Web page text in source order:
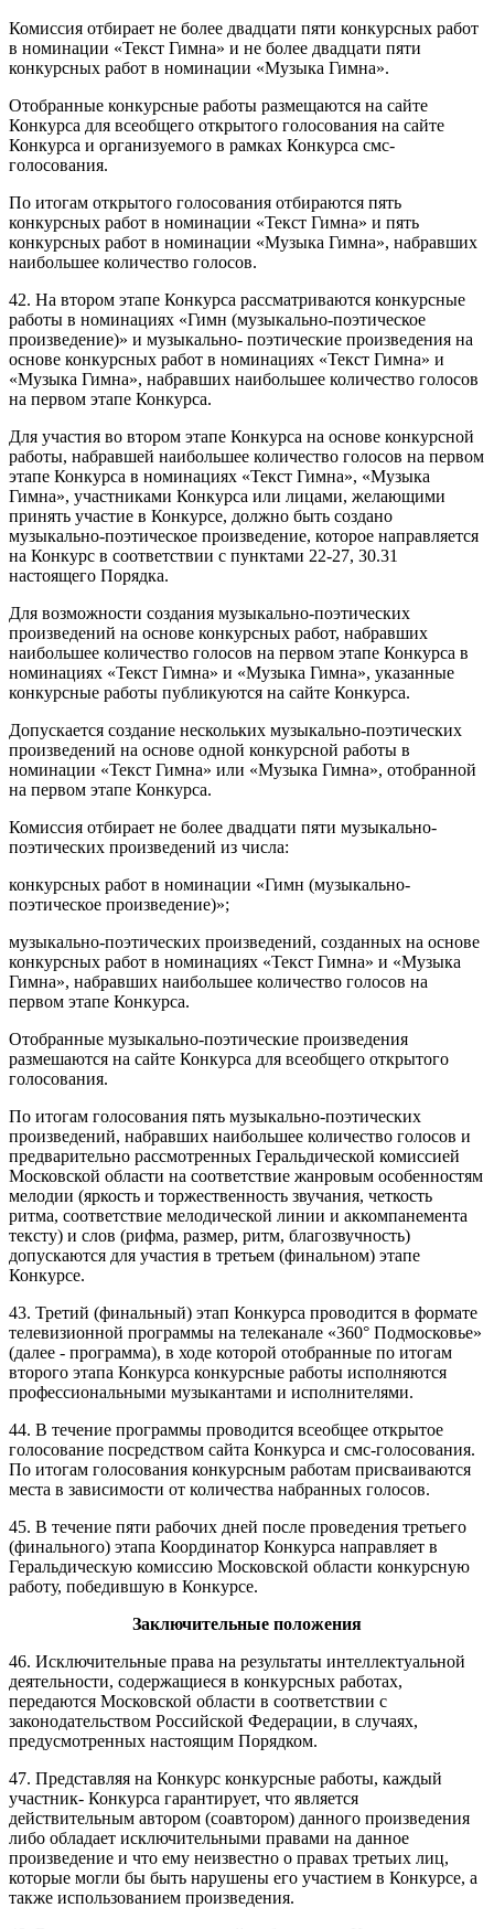
Комиссия отбирает не более двадцати пяти конкурсных работ
в номинации «Текст Гимна» и не более двадцати пяти
конкурсных работ в номинации «Музыка Гимна».
Отобранные конкурсные работы размещаются на сайте
Конкурса для всеобщего открытого голосования на сайте
Конкурса и организуемого в рамках Конкурса смс-
голосования.
По итогам открытого голосования отбираются пять
конкурсных работ в номинации «Текст Гимна» и пять
конкурсных работ в номинации «Музыка Гимна», набравших
наибольшее количество голосов.
42. На втором этапе Конкурса рассматриваются конкурсные
работы в номинациях «Гимн (музыкально-поэтическое
произведение)» и музыкально- поэтические произведения на
основе конкурсных работ в номинациях «Текст Гимна» и
«Музыка Гимна», набравших наибольшее количество голосов
на первом этапе Конкурса.
Для участия во втором этапе Конкурса на основе конкурсной
работы, набравшей наибольшее количество голосов на первом
этапе Конкурса в номинациях «Текст Гимна», «Музыка
Гимна», участниками Конкурса или лицами, желающими
принять участие в Конкурсе, должно быть создано
музыкально-поэтическое произведение, которое направляется
на Конкурс в соответствии с пунктами 22-27, 30.31
настоящего Порядка.
Для возможности создания музыкально-поэтических
произведений на основе конкурсных работ, набравших
наибольшее количество голосов на первом этапе Конкурса в
номинациях «Текст Гимна» и «Музыка Гимна», указанные
конкурсные работы публикуются на сайте Конкурса.
Допускается создание нескольких музыкально-поэтических
произведений на основе одной конкурсной работы в
номинации «Текст Гимна» или «Музыка Гимна», отобранной
на первом этапе Конкурса.
Комиссия отбирает не более двадцати пяти музыкально-
поэтических произведений из числа:
конкурсных работ в номинации «Гимн (музыкально-
поэтическое произведение)»;
музыкально-поэтических произведений, созданных на основе
конкурсных работ в номинациях «Текст Гимна» и «Музыка
Гимна», набравших наибольшее количество голосов на
первом этапе Конкурса.
Отобранные музыкально-поэтические произведения
размешаются на сайте Конкурса для всеобщего открытого
голосования.
По итогам голосования пять музыкально-поэтических
произведений, набравших наибольшее количество голосов и
предварительно рассмотренных Геральдической комиссией
Московской области на соответствие жанровым особенностям
мелодии (яркость и торжественность звучания, четкость
ритма, соответствие мелодической линии и аккомпанемента
тексту) и слов (рифма, размер, ритм, благозвучность)
допускаются для участия в третьем (финальном) этапе
Конкурсе.
43. Третий (финальный) этап Конкурса проводится в формате
телевизионной программы на телеканале «360° Подмосковье»
(далее - программа), в ходе которой отобранные по итогам
второго этапа Конкурса конкурсные работы исполняются
профессиональными музыкантами и исполнителями.
44. В течение программы проводится всеобщее открытое
голосование посредством сайта Конкурса и смс-голосования.
По итогам голосования конкурсным работам присваиваются
места в зависимости от количества набранных голосов.
45. В течение пяти рабочих дней после проведения третьего
(финального) этапа Координатор Конкурса направляет в
Геральдическую комиссию Московской области конкурсную
работу, победившую в Конкурсе.
Заключительные положения
46. Исключительные права на результаты интеллектуальной
деятельности, содержащиеся в конкурсных работах,
передаются Московской области в соответствии с
законодательством Российской Федерации, в случаях,
предусмотренных настоящим Порядком.
47. Представляя на Конкурс конкурсные работы, каждый
участник- Конкурса гарантирует, что является
действительным автором (соавтором) данного произведения
либо обладает исключительными правами на данное
произведение и что ему неизвестно о правах третьих лиц,
которые могли бы быть нарушены его участием в Конкурсе, а
также использованием произведения.